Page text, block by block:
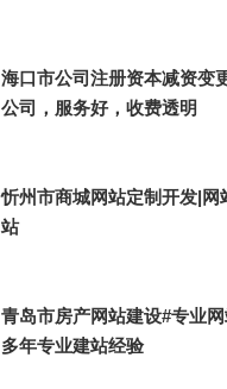
海口市公司注册资本减资变
公司，服务好，收费透明
忻州市商城网站定制开发|网
站
青岛市房产网站建设#专业网
多年专业建站经验